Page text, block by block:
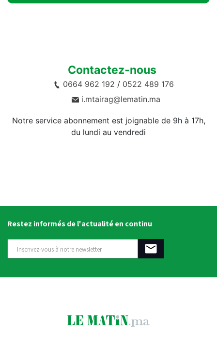
Contactez-nous
0664 962 192 / 0522 489 176
i.mtairag@lematin.ma
Notre service abonnement est joignable de 9h à 17h,
du lundi au vendredi
Restez informés de l'actualité en continu